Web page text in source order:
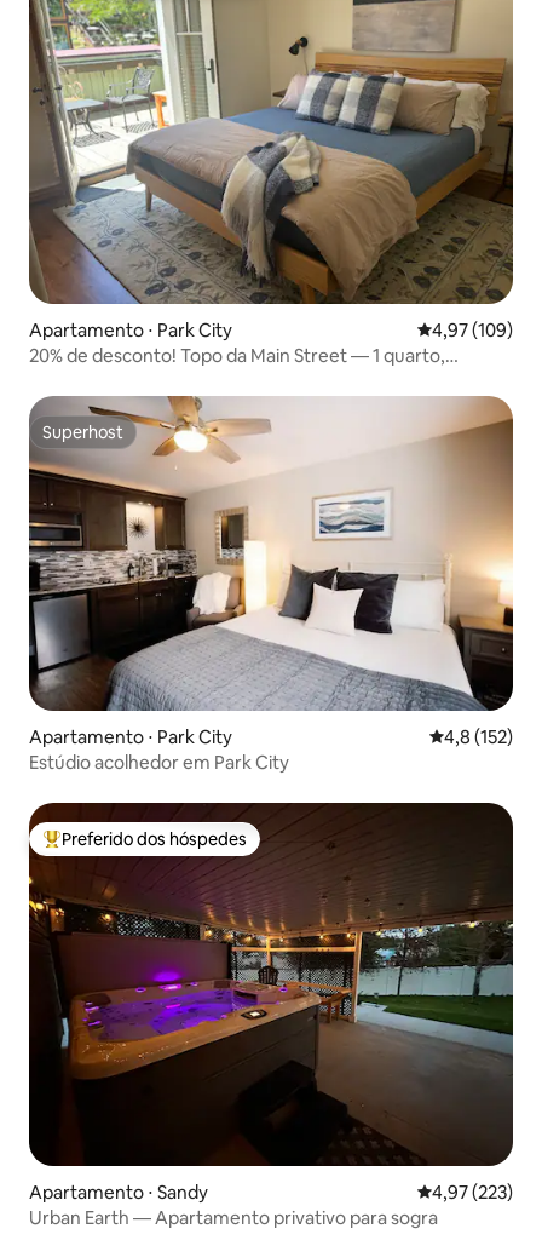
Apartamento ⋅ Park City 4,97 de uma
4,97 (109)
20% de desconto! Topo da Main Street — 1 quarto,
Superhost
Superhost
Apartamento ⋅ Park City 4,8 de uma
4,8 (152)
Estúdio acolhedor em Park City
Entre os melhores preferidos dos hóspedes
Preferido dos hóspedes
Apartamento ⋅ Sandy 4,97 de uma
4,97 (223)
Urban Earth — Apartamento privativo para sogra